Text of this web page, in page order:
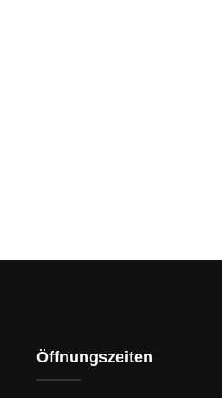
Öffnungszeiten